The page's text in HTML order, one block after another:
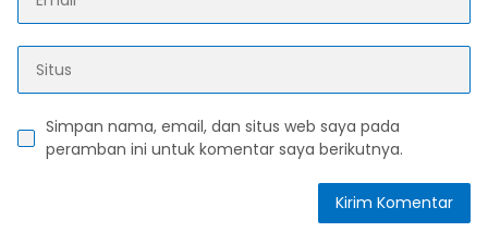
Simpan nama, email, dan situs web saya pada
peramban ini untuk komentar saya berikutnya.